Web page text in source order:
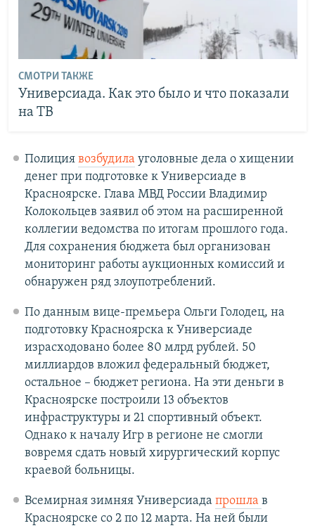
СМОТРИ ТАКЖЕ
Универсиада. Как это было и что показали
на ТВ
Полиция возбудила уголовные дела о хищении
денег при подготовке к Универсиаде в
Красноярске. Глава МВД России Владимир
Колокольцев заявил об этом на расширенной
коллегии ведомства по итогам прошлого года.
Для сохранения бюджета был организован
мониторинг работы аукционных комиссий и
обнаружен ряд злоупотреблений.
По данным вице-премьера Ольги Голодец, на
подготовку Красноярска к Универсиаде
израсходовано более 80 млрд рублей. 50
миллиардов вложил федеральный бюджет,
остальное – бюджет региона. На эти деньги в
Красноярске построили 13 объектов
инфраструктуры и 21 спортивный объект.
Однако к началу Игр в регионе не смогли
вовремя сдать новый хирургический корпус
краевой больницы.
Всемирная зимняя Универсиада прошла в
Красноярске со 2 по 12 марта. На ней были